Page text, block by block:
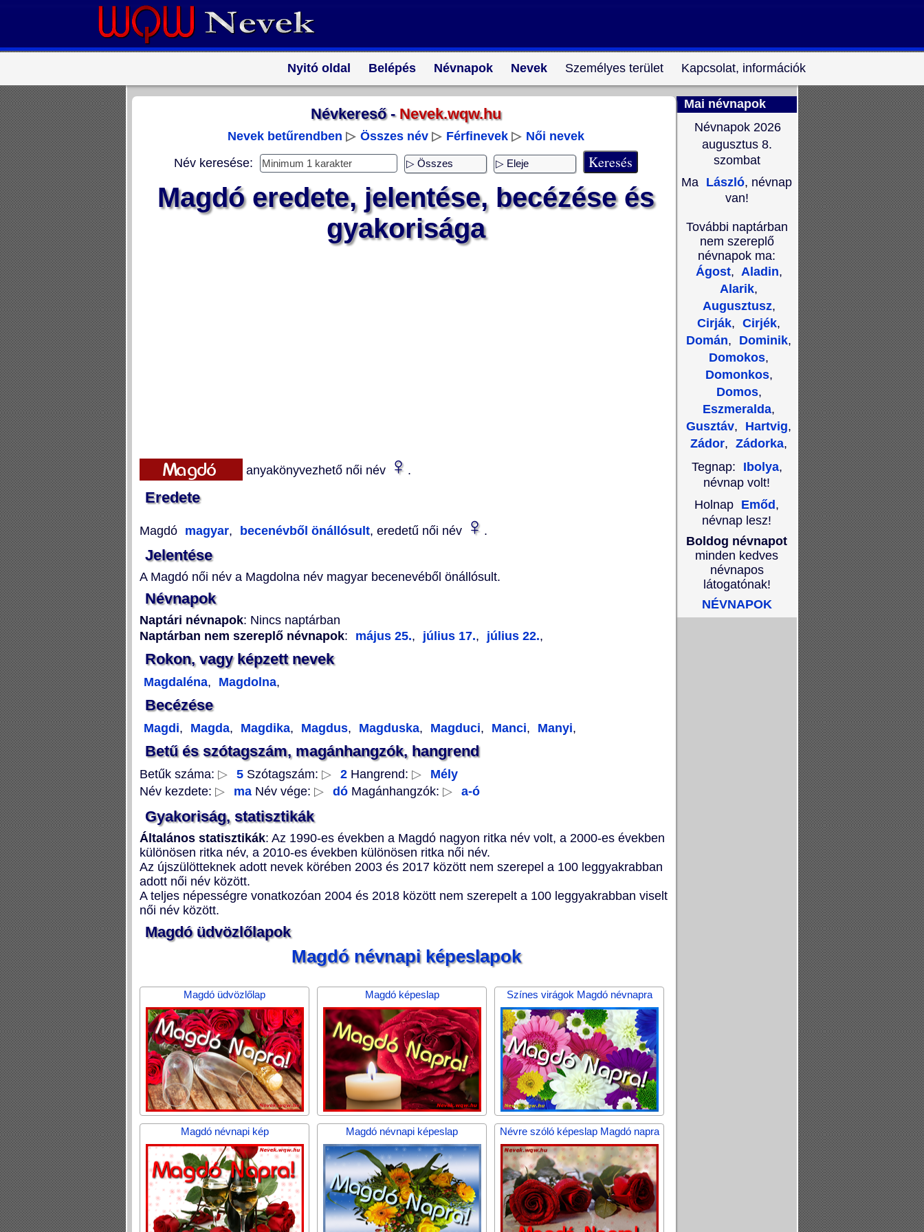
Nyitó oldal Belépés Névnapok Nevek Személyes terület Kapcsolat, információk
Névkereső - Nevek.wqw.hu
Nevek betűrendben ▷ Összes név ▷ Férfinevek ▷ Női nevek
Név keresése:
Magdó eredete, jelentése, becézése és
gyakorisága
anyakönyvezhető női név ♀ .
Eredete
Magdó magyar, becenévből önállósult, eredetű női név ♀ .
Jelentése
A Magdó női név a Magdolna név magyar becenevéből önállósult.
Névnapok
Naptári névnapok: Nincs naptárban
Naptárban nem szereplő névnapok: május 25., július 17., július 22.,
Rokon, vagy képzett nevek
Magdaléna, Magdolna,
Becézése
Magdi, Magda, Magdika, Magdus, Magduska, Magduci, Manci, Manyi,
Betű és szótagszám, magánhangzók, hangrend
Betűk száma: ▷ 5 Szótagszám: ▷ 2 Hangrend: ▷
Mély
Név kezdete: ▷ ma Név vége: ▷ dó Magánhangzók: ▷ a-ó
Gyakoriság, statisztikák
Általános statisztikák: Az 1990-es években a Magdó nagyon ritka név volt, a 2000-es években
különösen ritka név, a 2010-es években különösen ritka női név.
Az újszülötteknek adott nevek körében 2003 és 2017 között nem szerepel a 100 leggyakrabban
adott női név között.
A teljes népességre vonatkozóan 2004 és 2018 között nem szerepelt a 100 leggyakrabban viselt
női név között.
Magdó üdvözlőlapok
Magdó névnapi képeslapok
Magdó üdvözlőlap Magdó képeslap Színes virágok Magdó névnapra
Magdó névnapi kép Magdó névnapi képeslap Névre szóló képeslap Magdó napra
Mai névnapok
Névnapok 2026
augusztus 8.
szombat
Ma László, névnap
van!
További naptárban
nem szereplő
névnapok ma:
Ágost, Aladin,
Alarik,
Augusztusz,
Cirják, Cirjék,
Domán, Dominik,
Domokos,
Domonkos,
Domos,
Eszmeralda,
Gusztáv, Hartvig,
Zádor, Zádorka,
Tegnap:
Ibolya,
névnap volt!
Holnap Emőd ,
névnap lesz!
Boldog névnapot
minden kedves
névnapos
látogatónak!
NÉVNAPOK